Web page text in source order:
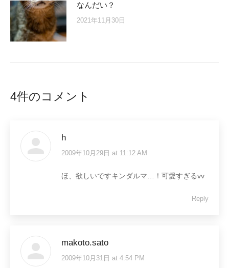
なんだい？
2021年11月30日
4件のコメント
h
says:
2009年10月29日 at 11:12 AM
ほ、欲しいですキンダルマ…！可愛すぎるvv
Reply
makoto.sato
says:
2009年10月31日 at 4:54 PM